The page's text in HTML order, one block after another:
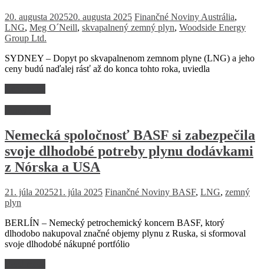
20. augusta 202520. augusta 2025 Finančné Noviny Austrália,
LNG, Meg O´Neill, skvapalnený zemný plyn, Woodside Energy
Group Ltd.
SYDNEY – Dopyt po skvapalnenom zemnom plyne (LNG) a jeho
ceny budú naďalej rásť až do konca tohto roka, uviedla
Nemecká spoločnosť BASF si zabezpečila
svoje dlhodobé potreby plynu dodávkami
z Nórska a USA
21. júla 202521. júla 2025 Finančné Noviny BASF, LNG, zemný
plyn
BERLÍN – Nemecký petrochemický koncern BASF, ktorý
dlhodobo nakupoval značné objemy plynu z Ruska, si sformoval
svoje dlhodobé nákupné portfólio